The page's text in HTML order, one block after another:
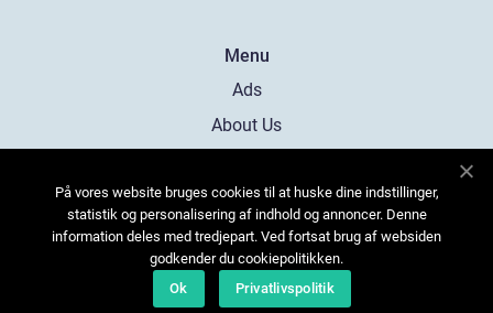
Menu
Ads
About Us
Contact
Sitemap
På vores website bruges cookies til at huske dine indstillinger,
statistik og personalisering af indhold og annoncer. Denne
information deles med tredjepart. Ved fortsat brug af websiden
godkender du cookiepolitikken.
Ok
Privatlivspolitik